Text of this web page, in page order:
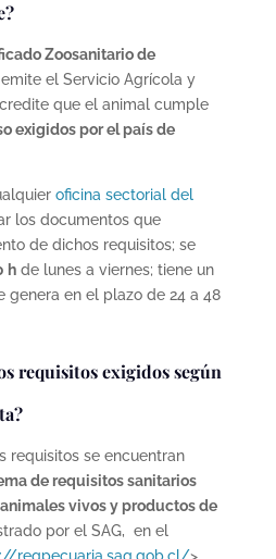
Zoosanitario de
el Servicio Agrícola y
que el animal cumple
exigidos por el país de
oficina sectorial del
los documentos que
de dichos requisitos; se
hde lunes a viernes; tiene un
genera en el plazo de 24 a 48
requisitos exigidos según
requisitos se encuentran
de requisitos sanitarios
vivos y productos de
por el SAG, en el